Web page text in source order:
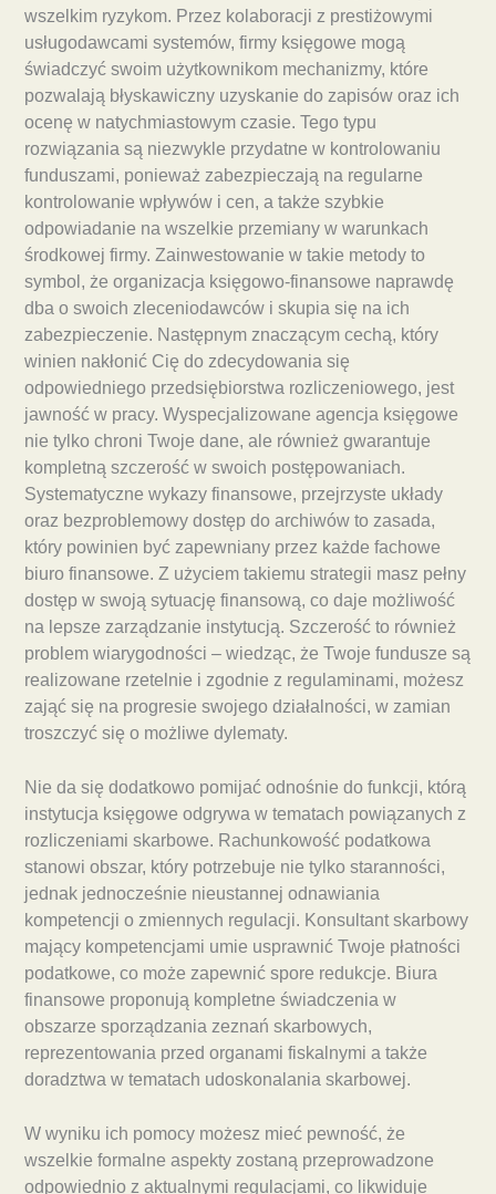
wszelkim ryzykom. Przez kolaboracji z prestiżowymi
usługodawcami systemów, firmy księgowe mogą
świadczyć swoim użytkownikom mechanizmy, które
pozwalają błyskawiczny uzyskanie do zapisów oraz ich
ocenę w natychmiastowym czasie. Tego typu
rozwiązania są niezwykle przydatne w kontrolowaniu
funduszami, ponieważ zabezpieczają na regularne
kontrolowanie wpływów i cen, a także szybkie
odpowiadanie na wszelkie przemiany w warunkach
środkowej firmy. Zainwestowanie w takie metody to
symbol, że organizacja księgowo-finansowe naprawdę
dba o swoich zleceniodawców i skupia się na ich
zabezpieczenie. Następnym znaczącym cechą, który
winien nakłonić Cię do zdecydowania się
odpowiedniego przedsiębiorstwa rozliczeniowego, jest
jawność w pracy. Wyspecjalizowane agencja księgowe
nie tylko chroni Twoje dane, ale również gwarantuje
kompletną szczerość w swoich postępowaniach.
Systematyczne wykazy finansowe, przejrzyste układy
oraz bezproblemowy dostęp do archiwów to zasada,
który powinien być zapewniany przez każde fachowe
biuro finansowe. Z użyciem takiemu strategii masz pełny
dostęp w swoją sytuację finansową, co daje możliwość
na lepsze zarządzanie instytucją. Szczerość to również
problem wiarygodności – wiedząc, że Twoje fundusze są
realizowane rzetelnie i zgodnie z regulaminami, możesz
zająć się na progresie swojego działalności, w zamian
troszczyć się o możliwe dylematy.
Nie da się dodatkowo pomijać odnośnie do funkcji, którą
instytucja księgowe odgrywa w tematach powiązanych z
rozliczeniami skarbowe. Rachunkowość podatkowa
stanowi obszar, który potrzebuje nie tylko staranności,
jednak jednocześnie nieustannej odnawiania
kompetencji o zmiennych regulacji. Konsultant skarbowy
mający kompetencjami umie usprawnić Twoje płatności
podatkowe, co może zapewnić spore redukcje. Biura
finansowe proponują kompletne świadczenia w
obszarze sporządzania zeznań skarbowych,
reprezentowania przed organami fiskalnymi a także
doradztwa w tematach udoskonalania skarbowej.
W wyniku ich pomocy możesz mieć pewność, że
wszelkie formalne aspekty zostaną przeprowadzone
odpowiednio z aktualnymi regulacjami, co likwiduje